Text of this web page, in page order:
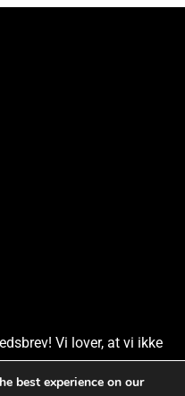
Vi lover, at vi ikke
best experience on our